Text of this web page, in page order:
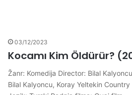
03/12/2023
Kocamı Kim Öldürür?
Žanr: Komedija Director: Bilal
Bilal Kalyoncu, Koray Yeltekin